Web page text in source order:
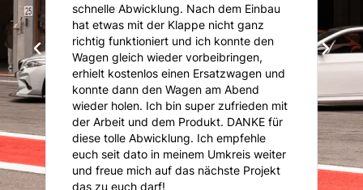
Einbau
ganz
den
und
mit
für
weiter
Projekt
Absolut Sach und Fachkundig im Bereich
Tuning, Eintragungen und Zulassung.
Kompetente Beratung und super
Kommunikation. Gerade mit speziellen
Anliegen ist man hier Richtig. Kann mich
nur weiterempfehlen. Vielen Dank und
jeder Zeit wieder gern..!!!!